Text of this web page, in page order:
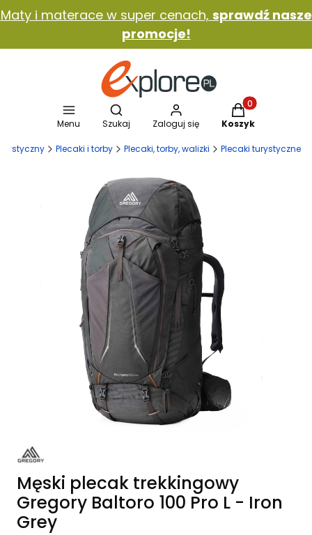
Maty i materace w super cenach, sprawdź nasze
promocje!
Menu
Otwórz wyszukiwarkę
Szukaj Zaloguj się
Produkty w
Koszyk
Plecaki i torby Plecaki, torby, walizki Plecaki turystyczne
Męski plecak trekkingowy
Gregory Baltoro 100 Pro L - Iron
Grey